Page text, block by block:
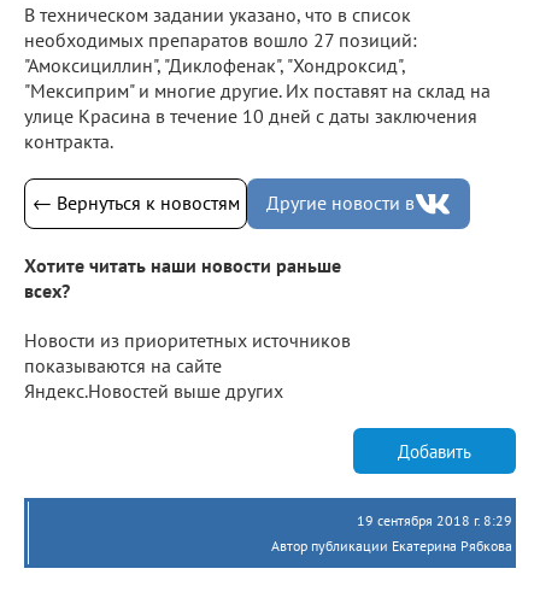
В техническом задании указано, что в список
необходимых препаратов вошло 27 позиций:
"Амоксициллин", "Диклофенак", "Хондроксид",
"Мексиприм" и многие другие. Их поставят на склад на
улице Красина в течение 10 дней с даты заключения
контракта.
← Вернуться к новостям Другие новости в
Хотите читать наши новости раньше
всех?
Новости из приоритетных источников
показываются на сайте
Яндекс.Новостей выше других
Добавить
19 сентября 2018 г. 8:29
Автор публикации Екатерина Рябкова